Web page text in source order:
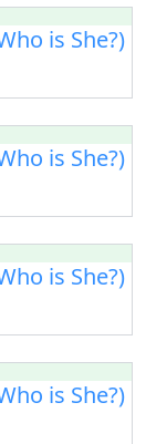
is She?)
is She?)
is She?)
is She?)